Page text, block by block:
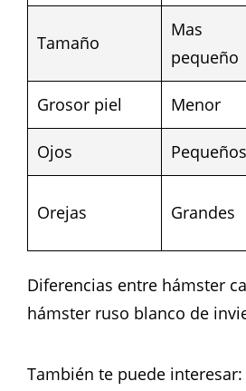
Tamaño
Mas
pequeño
Grosor piel Menor
Ojos Pequeños
Orejas Grandes
Diferencias entre hámster
hámster ruso blanco de
También te puede interesar: